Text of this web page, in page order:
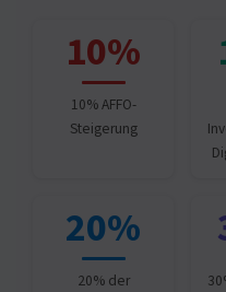
10%
10% AFFO-
Steigerung
20%
20% der